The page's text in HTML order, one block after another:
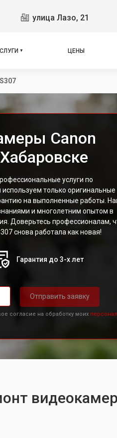
улица Лазо, 21
ЦЕНЫ
Canon
услуги по
только оригинальные
на выполненные работы.
и многолетним опытом в
Доверьтесь профессионалам,
снова работала как новая!
Гарантия до 3-х лет
Отправить заявку
согласие на обработку моих